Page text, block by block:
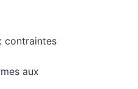
contraintes
aux